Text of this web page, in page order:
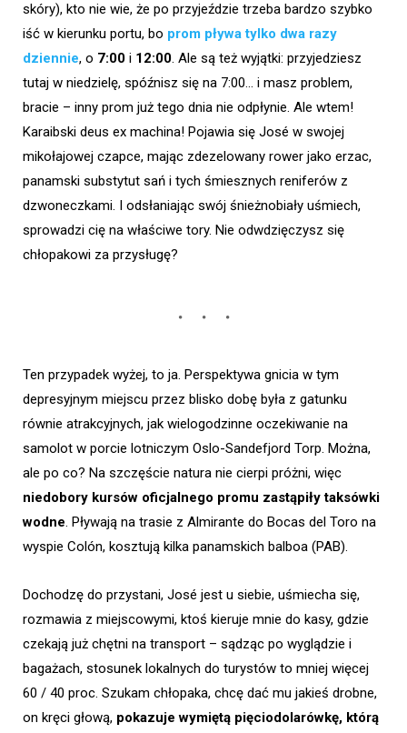
skóry), kto nie wie, że po przyjeździe trzeba bardzo szybko
iść w kierunku portu, bo prom pływa tylko dwa razy
dziennie, o 7:00 i 12:00. Ale są też wyjątki: przyjedziesz
tutaj w niedzielę, spóźnisz się na 7:00… i masz problem,
bracie – inny prom już tego dnia nie odpłynie. Ale wtem!
Karaibski deus ex machina! Pojawia się José w swojej
mikołajowej czapce, mając zdezelowany rower jako erzac,
panamski substytut sań i tych śmiesznych reniferów z
dzwoneczkami. I odsłaniając swój śnieżnobiały uśmiech,
sprowadzi cię na właściwe tory. Nie odwdzięczysz się
chłopakowi za przysługę?
Ten przypadek wyżej, to ja. Perspektywa gnicia w tym
depresyjnym miejscu przez blisko dobę była z gatunku
równie atrakcyjnych, jak wielogodzinne oczekiwanie na
samolot w porcie lotniczym Oslo-Sandefjord Torp. Można,
ale po co? Na szczęście natura nie cierpi próżni, więc
niedobory kursów oficjalnego promu zastąpiły taksówki
wodne. Pływają na trasie z Almirante do Bocas del Toro na
wyspie Colón, kosztują kilka panamskich balboa (PAB).
Dochodzę do przystani, José jest u siebie, uśmiecha się,
rozmawia z miejscowymi, ktoś kieruje mnie do kasy, gdzie
czekają już chętni na transport – sądząc po wyglądzie i
bagażach, stosunek lokalnych do turystów to mniej więcej
60 / 40 proc. Szukam chłopaka, chcę dać mu jakieś drobne,
on kręci głową, pokazuje wymiętą pięciodolarówkę, którą